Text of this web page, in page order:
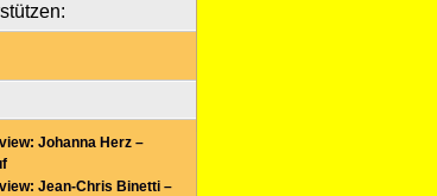
Johanna Herz –
Jean-Chris Binetti –